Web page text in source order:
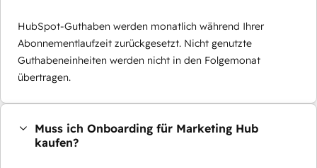
HubSpot-Guthaben werden monatlich während Ihrer
Abonnementlaufzeit zurückgesetzt. Nicht genutzte
Guthabeneinheiten werden nicht in den Folgemonat
übertragen.
Muss ich Onboarding für Marketing Hub
kaufen?